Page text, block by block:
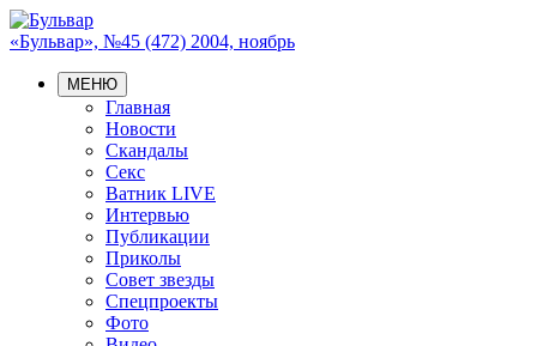
«Бульвар», №45 (472) 2004, ноябрь
МЕНЮ
Главная
Новости
Скандалы
Секс
Ватник LIVE
Интервью
Публикации
Приколы
Совет звезды
Спецпроекты
Фото